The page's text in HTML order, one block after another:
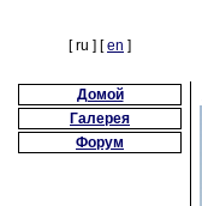
[ ru ] [en ]
Домой
Галерея
Форум